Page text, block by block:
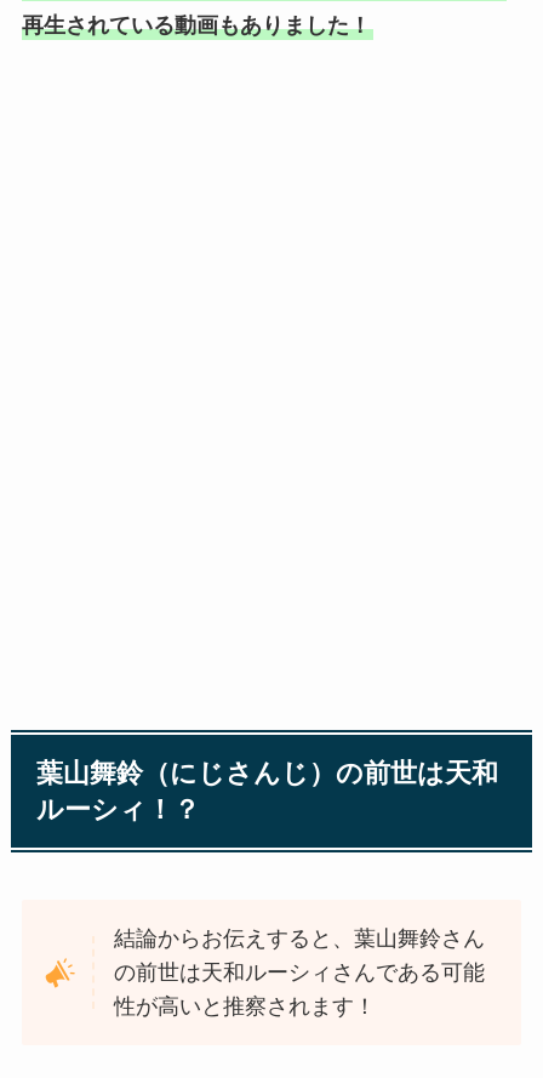
再生されている動画もありました！
葉山舞鈴（にじさんじ）の前世は天和
ルーシィ！？
結論からお伝えすると、葉山舞鈴さん
の前世は天和ルーシィさんである可能
性が高いと推察されます！